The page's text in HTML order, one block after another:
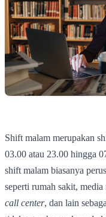
Shift malam merupakan
03.00 atau 23.00 hingga
shift malam biasanya
seperti rumah sakit,
call center, dan lain